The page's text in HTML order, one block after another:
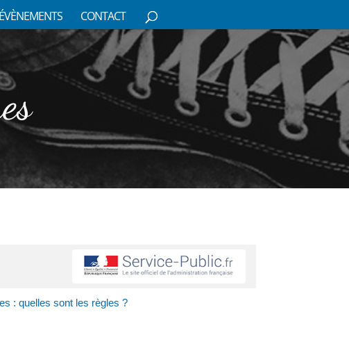
ÉVÈNEMENTS CONTACT
: quelles sont les règles ?